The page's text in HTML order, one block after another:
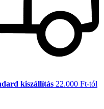
kiszállítás 22.000 Ft-tól